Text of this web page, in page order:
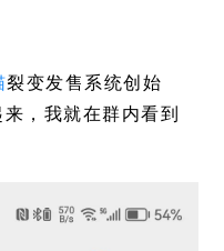
裂变发售系统创始
，我就在群内看到